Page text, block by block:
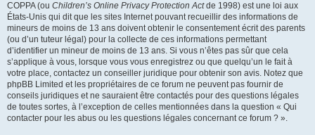
COPPA (ou Children’s Online Privacy Protection Actde 1998) est une loi aux
États-Unis qui dit que les sites Internet pouvant recueillir des informations de
mineurs de moins de 13 ans doivent obtenir le consentement écrit des parents
(ou d’un tuteur légal) pour la collecte de ces informations permettant
d’identifier un mineur de moins de 13 ans. Si vous n’êtes pas sûr que cela
s’applique à vous, lorsque vous vous enregistrez ou que quelqu’un le fait à
votre place, contactez un conseiller juridique pour obtenir son avis. Notez que
phpBB Limited et les propriétaires de ce forum ne peuvent pas fournir de
conseils juridiques et ne sauraient être contactés pour des questions légales
de toutes sortes, à l’exception de celles mentionnées dans la question « Qui
contacter pour les abus ou les questions légales concernant ce forum ? ».